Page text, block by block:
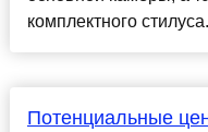
комплектного
Потенциальные